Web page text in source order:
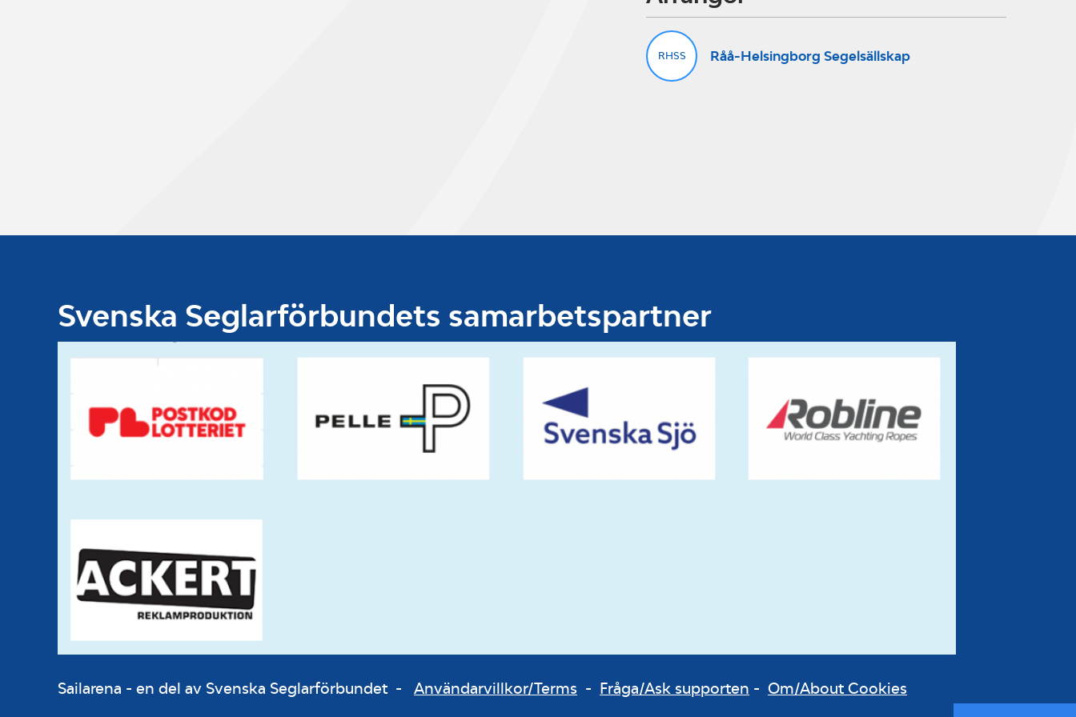
RHSS Råå-Helsingborg Segelsällskap
Svenska Seglarförbundets samarbetspartner
Sailarena - en del av Svenska Seglarförbundet - Användarvillkor/Terms - Fråga/Ask supporten - Om/About Cookies